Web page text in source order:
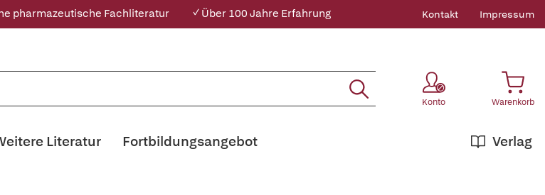
pharmazeutische Fachliteratur ✓ Über 100 Jahre Erfahrung Kontakt Impressum
Konto Warenkorb
Literatur Verlag
Fortbildungsangebot